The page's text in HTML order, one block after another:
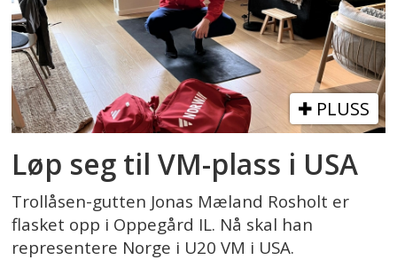
PLUSS
Løp seg til VM-plass i USA
Trollåsen-gutten Jonas Mæland Rosholt er
flasket opp i Oppegård IL. Nå skal han
representere Norge i U20 VM i USA.